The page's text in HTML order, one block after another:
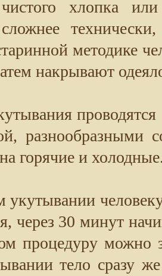
чистого хлопка
сложнее
методике
накрывают
горячие и
через 30 минут
процедуру можно
тело сразу